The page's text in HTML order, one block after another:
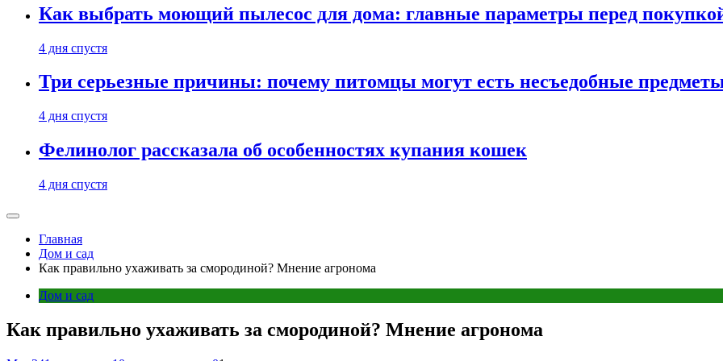
Как выбрать моющий пылесос для дома: главные параметры перед
4 дня спустя
Три серьезные причины: почему питомцы могут есть несъедобные
4 дня спустя
Фелинолог рассказала об особенностях купания кошек
4 дня спустя
Главная
Дом и сад
Как правильно ухаживать за смородиной? Мнение агронома
Дом и сад
Как правильно ухаживать за смородиной? Мнение агронома